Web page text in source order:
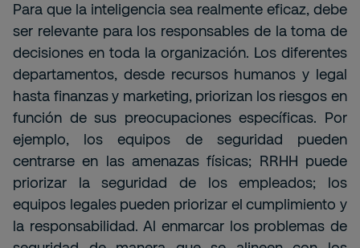
Para que la inteligencia sea realmente eficaz, debe
ser relevante para los responsables de la toma de
decisiones en toda la organización. Los diferentes
departamentos, desde recursos humanos y legal
hasta finanzas y marketing, priorizan los riesgos en
función de sus preocupaciones específicas. Por
ejemplo, los equipos de seguridad pueden
centrarse en las amenazas físicas; RRHH puede
priorizar la seguridad de los empleados; los
equipos legales pueden priorizar el cumplimiento y
la responsabilidad. Al enmarcar los problemas de